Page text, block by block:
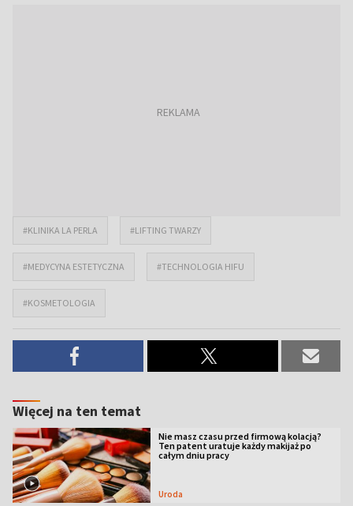
#KLINIKA LA PERLA #LIFTING TWARZY
#MEDYCYNA ESTETYCZNA #TECHNOLOGIA HIFU
#KOSMETOLOGIA
Więcej na ten temat
Nie masz czasu przed firmową kolacją?
Ten patent uratuje każdy makijaż po
całym dniu pracy
Uroda